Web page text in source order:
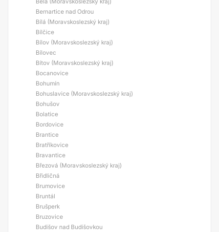
Bernartice nad Odrou
Bílá (Moravskoslezský kraj)
Bílčice
Bílov (Moravskoslezský kraj)
Bílovec
Bítov (Moravskoslezský kraj)
Bocanovice
Bohumín
Bohuslavice (Moravskoslezský kraj)
Bohušov
Bolatice
Bordovice
Brantice
Bratříkovice
Bravantice
Březová (Moravskoslezský kraj)
Břidličná
Brumovice
Bruntál
Brušperk
Bruzovice
Budišov nad Budišovkou